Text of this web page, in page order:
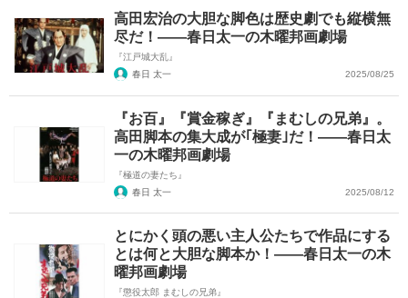
高田宏治の大胆な脚色は歴史劇でも縦横無
尽だ！――春日太一の木曜邦画劇場
『江戸城大乱』
春日 太一
2025/08/25
『お百』『賞金稼ぎ』『まむしの兄弟』。
高田脚本の集大成が｢極妻｣だ！――春日太
一の木曜邦画劇場
『極道の妻たち』
春日 太一
2025/08/12
とにかく頭の悪い主人公たちで作品にする
とは何と大胆な脚本か！――春日太一の木
曜邦画劇場
『懲役太郎 まむしの兄弟』